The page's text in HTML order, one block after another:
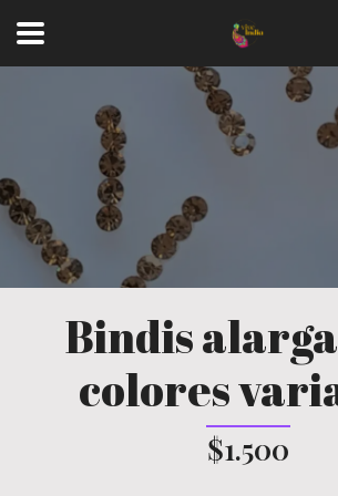
Bindis
colores
$1.500